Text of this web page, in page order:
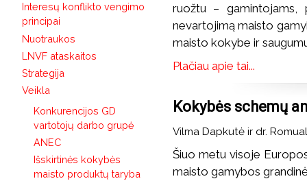
Interesų konflikto vengimo
principai
Nuotraukos
LNVF ataskaitos
Strategija
Veikla
Konkurencijos GD
vartotojų darbo grupė
ANEC
Išskirtinės kokybės
maisto produktų taryba
ruožtu – gamintojams,
nevartojimą maisto
maisto kokybe ir
Plačiau apie tai...
Kokybės schemų
Vilma Dapkutė ir dr.
Šiuo metu visoje
maisto gamybos